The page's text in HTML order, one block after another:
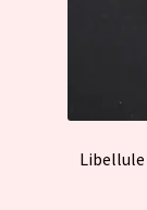
Libellule